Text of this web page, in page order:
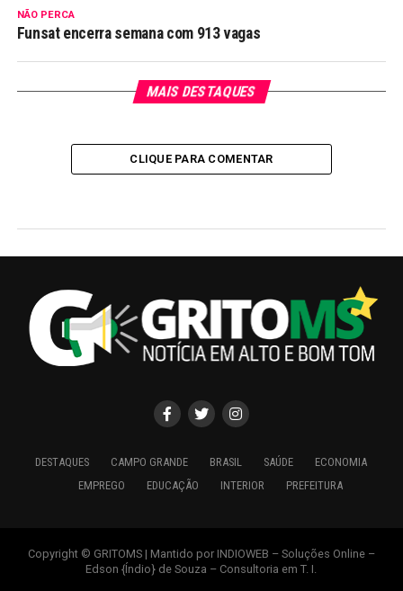
NÃO PERCA
Funsat encerra semana com 913 vagas
MAIS DESTAQUES
CLIQUE PARA COMENTAR
DESTAQUES CAMPO GRANDE BRASIL SAÚDE
ECONOMIA
EMPREGO
EDUCAÇÃO INTERIOR PREFEITURA
Copyright © GRITOMS | Mantido por INDIOWEB – Soluções Online –
Edson {Índio} de Souza – Consultoria em T. I.